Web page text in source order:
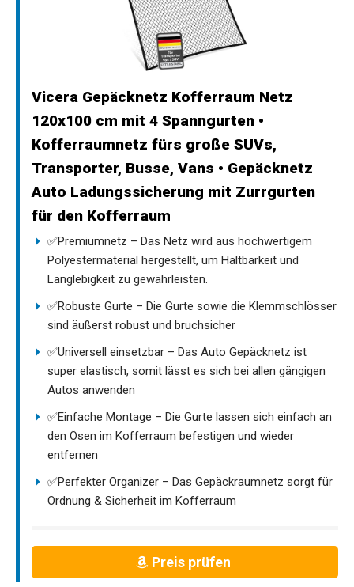
Vicera Gepäcknetz Kofferraum Netz
120x100 cm mit 4 Spanngurten •
Kofferraumnetz fürs große SUVs,
Transporter, Busse, Vans • Gepäcknetz
Auto Ladungssicherung mit Zurrgurten
für den Kofferraum
✅Premiumnetz – Das Netz wird aus hochwertigem
Polyestermaterial hergestellt, um Haltbarkeit und
Langlebigkeit zu gewährleisten.
✅Robuste Gurte – Die Gurte sowie die Klemmschlösser
sind äußerst robust und bruchsicher
✅Universell einsetzbar – Das Auto Gepäcknetz ist
super elastisch, somit lässt es sich bei allen gängigen
Autos anwenden
✅Einfache Montage – Die Gurte lassen sich einfach an
den Ösen im Kofferraum befestigen und wieder
entfernen
✅Perfekter Organizer – Das Gepäckraumnetz sorgt für
Ordnung & Sicherheit im Kofferraum
Preis prüfen